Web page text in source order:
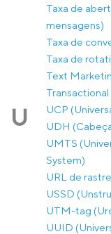
Taxa de
mensagens)
Taxa de
Taxa de
Text
Transactional
U
UCP
UDH
UMTS
System)
URL de
USSD
UTM-tag
UUID